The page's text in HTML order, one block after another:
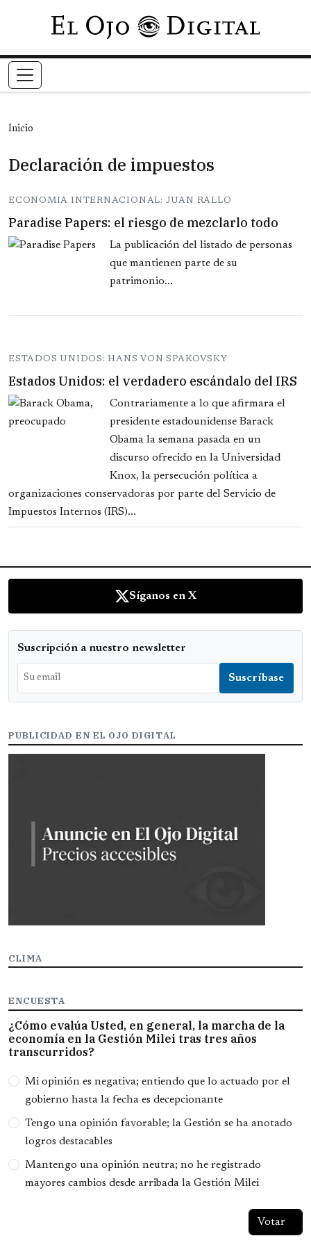
Pasar al contenido principal
Inicio
Declaración de impuestos
ECONOMIA INTERNACIONAL: JUAN RALLO
Paradise Papers: el riesgo de mezclarlo todo
La publicación del listado de personas
que mantienen parte de su
patrimonio...
ESTADOS UNIDOS: HANS VON SPAKOVSKY
Estados Unidos: el verdadero escándalo del IRS
Contrariamente a lo que afirmara el
presidente estadounidense Barack
Obama la semana pasada en un
discurso ofrecido en la Universidad
Knox, la persecución política a
organizaciones conservadoras por parte del Servicio de
Impuestos Internos (IRS)...
Síganos en X
Suscripción a nuestro newsletter
PUBLICIDAD EN EL OJO DIGITAL
CLIMA
ENCUESTA
¿Cómo evalúa Usted, en general, la marcha de la
economía en la Gestión Milei tras tres años
transcurridos?
Opciones
Mi opinión es negativa; entiendo que lo actuado por el
gobierno hasta la fecha es decepcionante
Tengo una opinión favorable; la Gestión se ha anotado
logros destacables
Mantengo una opinión neutra; no he registrado
mayores cambios desde arribada la Gestión Milei